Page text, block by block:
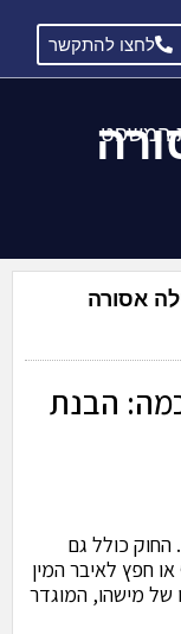
לחצו להתקשר
המשפט
אסורה
הבנת
החוק כולל גם
חפץ לאיבר המין
של מישהו, המוגדר